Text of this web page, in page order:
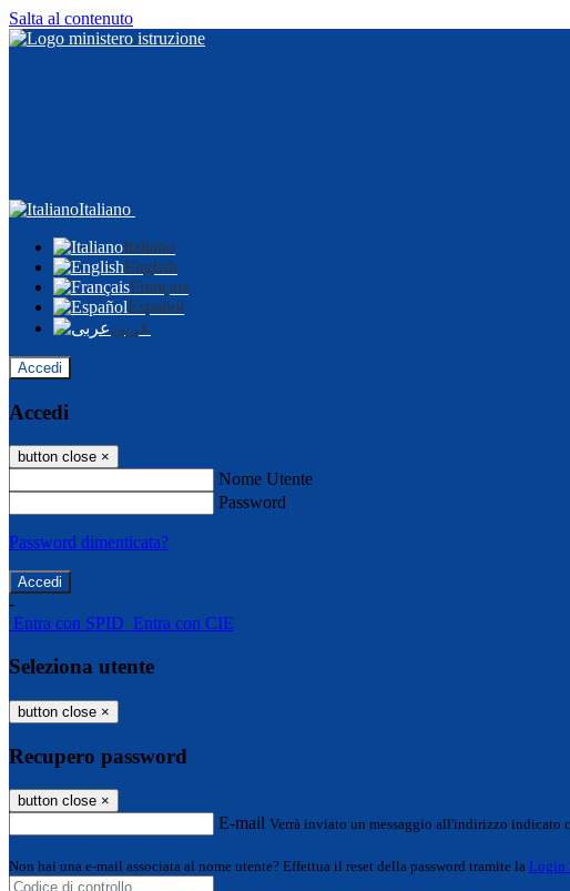
Salta al contenuto
Italiano
Italiano
English
Français
Español
عربى
Accedi
Accedi
button close ×
Nome Utente
Password
Password dimenticata?
-
Entra con SPID Entra con CIE
Seleziona utente
button close ×
Recupero password
button close ×
E-mail Verrà inviato un messaggio all'indirizzo indicato
Non hai una e-mail associata al nome utente? Effettua il reset della password tramite la Login